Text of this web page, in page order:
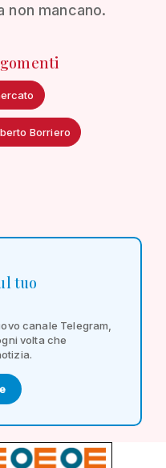
non mancano.
Borriero
tuo
canale Telegram,
volta che